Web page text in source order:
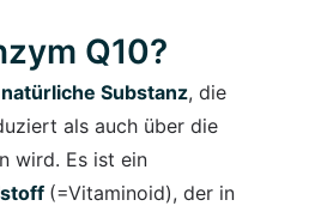
Q10?
natürliche Substanz, die
als auch über die
wird. Es ist ein
(=Vitaminoid), der in